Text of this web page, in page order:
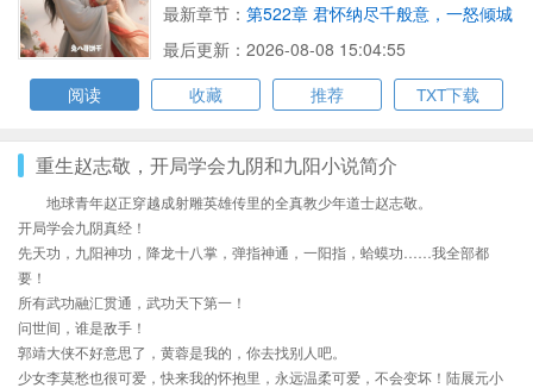
最新章节： 第522章 君怀纳尽千般意，一怒倾城
护红妆
最后更新：2026-08-08 15:04:55
阅读
收藏 推荐 TXT下载
重生赵志敬，开局学会九阴和九阳小说简介
地球青年赵正穿越成射雕英雄传里的全真教少年道士赵志敬。
开局学会九阴真经！
先天功，九阳神功，降龙十八掌，弹指神通，一阳指，蛤蟆功……我全部都
要！
所有武功融汇贯通，武功天下第一！
问世间，谁是敌手！
郭靖大侠不好意思了，黄蓉是我的，你去找别人吧。
少女李莫愁也很可爱，快来我的怀抱里，永远温柔可爱，不会变坏！陆展元小